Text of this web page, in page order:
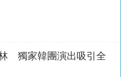
獨家韓團演出吸引全